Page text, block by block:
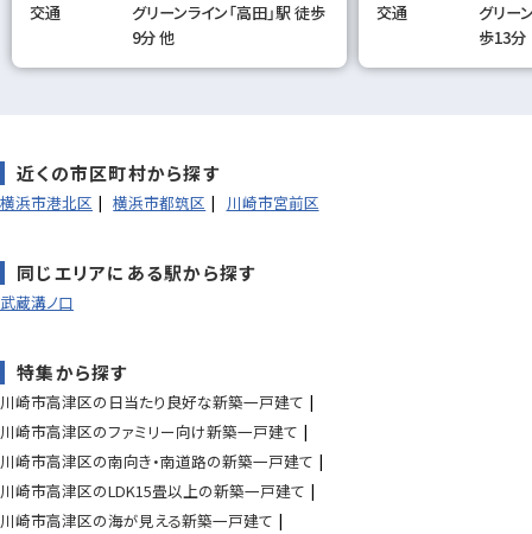
交通
グリーンライン「高田」駅 徒歩
9分 他
交通
グリー
歩13分
近くの市区町村から探す
横浜市港北区 横浜市都筑区 川崎市宮前区
同じエリアにある駅から探す
武蔵溝ノ口
特集から探す
川崎市高津区の日当たり良好な新築一戸建て
川崎市高津区のファミリー向け新築一戸建て
川崎市高津区の南向き・南道路の新築一戸建て
川崎市高津区のLDK15畳以上の新築一戸建て
川崎市高津区の海が見える新築一戸建て